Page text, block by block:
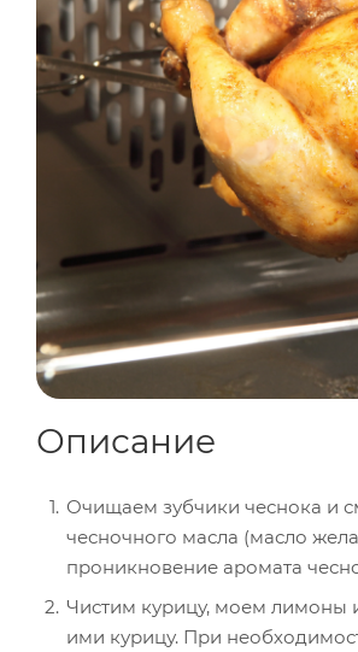
Описание
Очищаем зубчики чеснока и
чесночного масла (масло
проникновение аромата
Чистим курицу, моем лимоны
ими курицу. При